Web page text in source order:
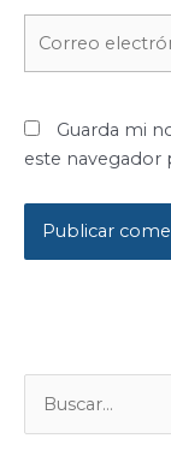
Guarda mi
este navegador
U